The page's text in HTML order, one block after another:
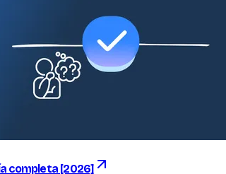
completa [2026]